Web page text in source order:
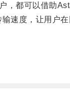
都可以借助
度，让用户在